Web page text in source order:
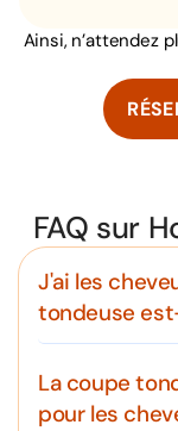
Ainsi, n’attendez
FAQ sur
J'ai les
tondeuse
La coupe
pour les